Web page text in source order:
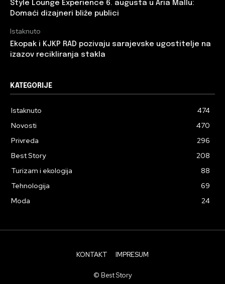
Style Lounge Experience 6. augusta u Aria Mallu:
Domaći dizajneri bliže publici
Istaknuto
Ekopak i KJKP RAD pozivaju sarajevske ugostitelje na
izazov recikliranja stakla
KATEGORIJE
Istaknuto
474
Novosti
470
Privreda
296
Best Story
208
Turizam i ekologija
88
Tehnologija
69
Moda
24
KONTAKT IMPRESUM
© Best Story